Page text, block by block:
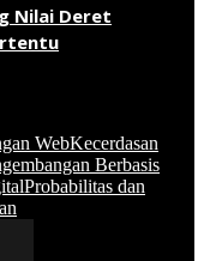
Nilai Deret
WebKecerdasan
Berbasis
Probabilitas dan